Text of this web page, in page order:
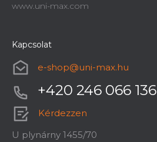
www.uni-max.com
Kapcsolat
e-shop@uni-max.hu
+420 246 066 136
Kérdezzen
U plynárny 1455/70